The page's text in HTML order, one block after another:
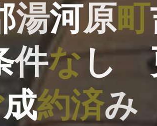
湯河原町
件なし
成約済み